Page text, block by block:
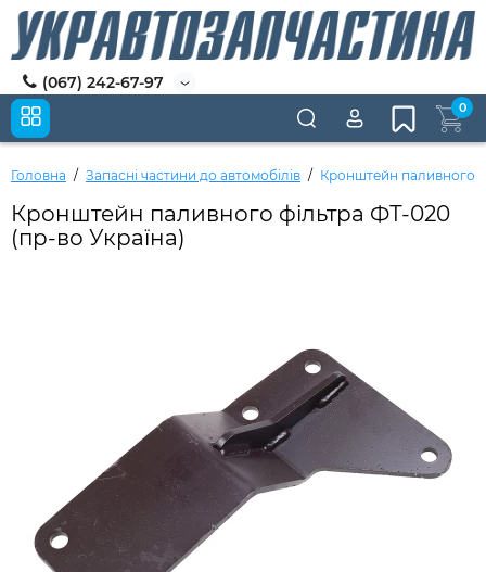
(067) 242-67-97
0
Головна Запасні частини до автомобілів Кронштейн паливного
Кронштейн паливного фільтра ФТ-020
(пр-во Україна)